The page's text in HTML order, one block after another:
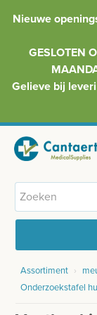
Nieuwe
GESLOTEN
Gelieve bij
HOME
INFO
GYNAECOLOGIE
Assortiment ›
Onderzoekstafel